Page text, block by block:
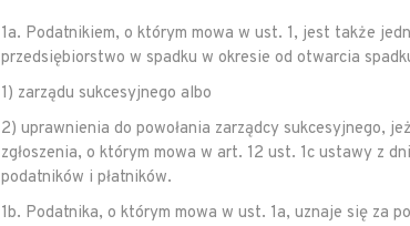
1a. Podatnikiem, o którym mowa w ust. 1, jest także
przedsiębiorstwo w spadku w okresie od otwarcia
1) zarządu sukcesyjnego albo
2) uprawnienia do powołania zarządcy sukcesyjnego,
zgłoszenia, o którym mowa w art. 12 ust. 1c ustawy z
podatników i płatników.
1b. Podatnika, o którym mowa w ust. 1a, uznaje się za